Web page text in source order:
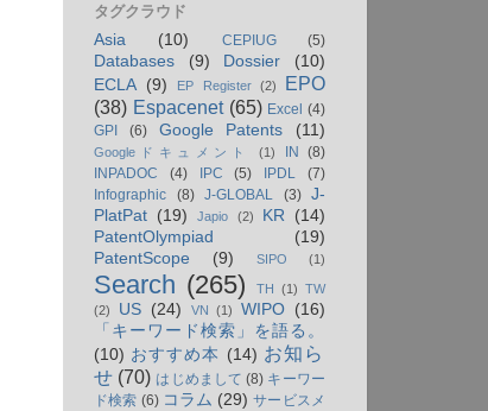
タグクラウド
Asia
(10) CEPIUG (5)
Databases (9) Dossier
(10)
ECLA (9) EP Register (2)
EPO
(38) Espacenet (65) Excel (4)
GPI
(6) Google Patents (11)
Googleドキュメント (1) IN
(8)
INPADOC
(4) IPC (5) IPDL
(7)
Infographic
(8) J-GLOBAL (3)
J-
PlatPat (19) Japio (2) KR
(14)
PatentOlympiad
(19)
PatentScope
(9) SIPO (1)
Search (265) TH (1) TW
(2)
US (24) VN (1) WIPO (16)
「キーワード検索」を語る。
(10) おすすめ本 (14) お知ら
せ (70) はじめまして (8) キーワー
ド検索 (6) コラム (29) サービスメ